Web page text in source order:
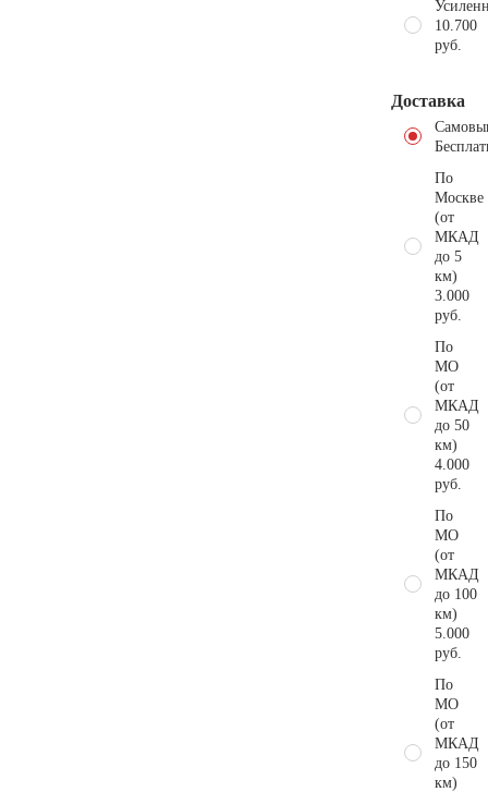
10.700
руб.
Доставка
По
Москве
(от
МКАД
до 5
км)
3.000
руб.
По
МО
(от
МКАД
до 50
км)
4.000
руб.
По
МО
(от
МКАД
до 100
км)
5.000
руб.
По
МО
(от
МКАД
до 150
км)